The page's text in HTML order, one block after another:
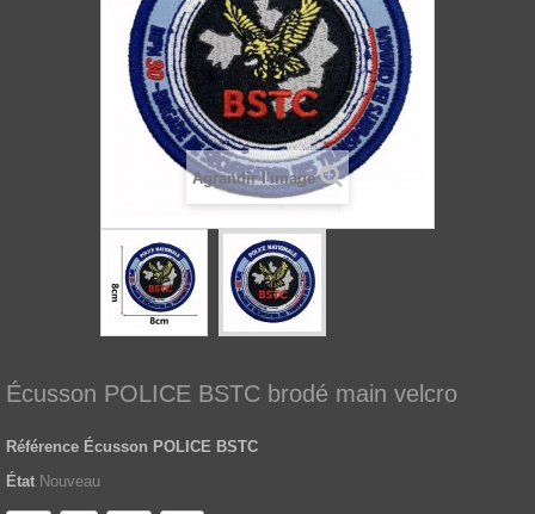
Agrandir l'image
Écusson POLICE BSTC brodé main velcro
Référence Écusson POLICE BSTC
État Nouveau